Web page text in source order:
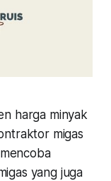
harga minyak
migas
yang juga